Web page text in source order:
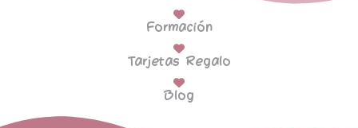
Formación
Tarjetas Regalo
Blog